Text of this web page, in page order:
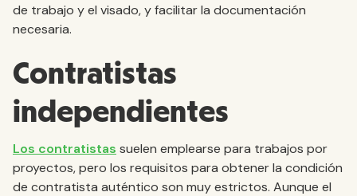
de trabajo y el visado, y facilitar la documentación
necesaria.
Contratistas
independientes
Los contratistas suelen emplearse para trabajos por
proyectos, pero los requisitos para obtener la condición
de contratista auténtico son muy estrictos. Aunque el